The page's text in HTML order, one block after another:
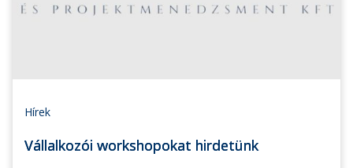
Hírek
Vállalkozói workshopokat hirdetünk